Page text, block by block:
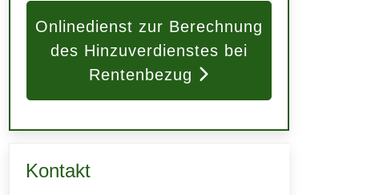
Onlinedienst zur Berechnung
des Hinzuverdienstes bei
Rentenbezug
Kontakt